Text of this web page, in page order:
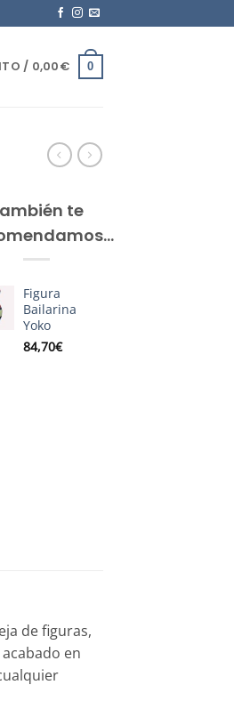
/ 0,00€ 0
te
Figura
Bailarina
Yoko
84,70€
de figuras,
en